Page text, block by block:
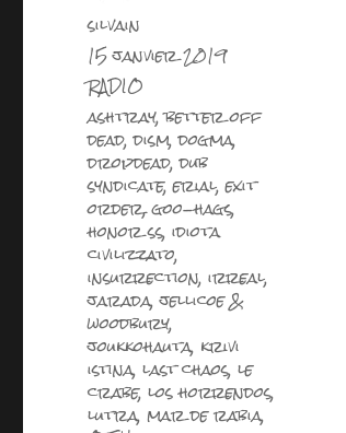
Auteur
silvain
Publié
le
15 janvier 2019
Catégories
RADIO
Étiquettes
ashtray,better off
dead,dism,dogma,
dropdead,dub
syndicate,erial,exit
order,goo-hags,
honor ss,idiota
civilizzato,
insurrection,irreal,
jarada,jellicoe &
woodbury,
joukkohauta, krivi
istina,last chaos,le
crabe,los horrendos,
lutra,mar de rabia,